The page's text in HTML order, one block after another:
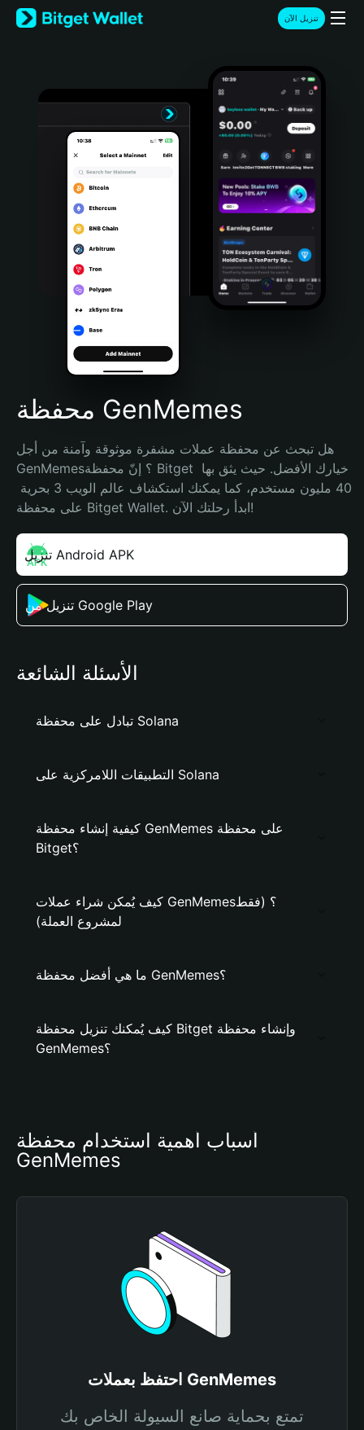
English
日本語
Türkçe
Português (Portugal)
Bahasa Indonesia
Português (Brasil)
Español (Argentina)
تنزيل الآن
محفظة GenMemes
هل تبحث عن محفظة عملات مشفرة موثوقة وآمنة من أجل
GenMemes؟ إنّ محفظة Bitget خيارك الأفضل. حيث يثق بها
على محفظة Bitget Wallet. ابدأ رحلتك الآن!
تنزيل Android APK
تنزيل من Google Play
الأسئلة الشائعة
تبادل على محفظة Solana
التطبيقات اللامركزية على Solana
كيفية إنشاء محفظة GenMemes على محفظة
Bitget؟
كيف يُمكن شراء عملات GenMemes؟ (فقط
لمشروع العملة)
ما هي أفضل محفظة GenMemes؟
كيف يُمكنك تنزيل محفظة Bitget وإنشاء محفظة
GenMemes؟
أسباب أهمية استخدام محفظة
GenMemes
احتفظ بعملات GenMemes
تمتع بحماية صانع السيولة الخاص بك